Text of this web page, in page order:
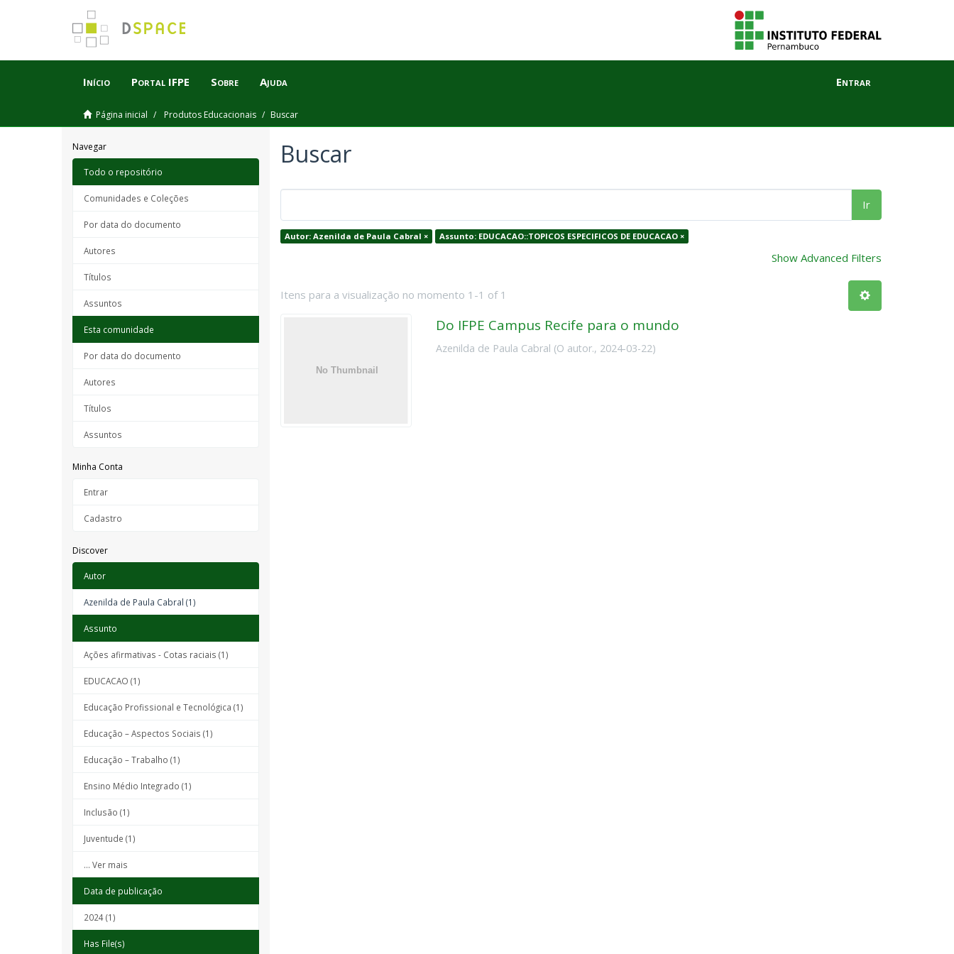
Início Portal IFPE Sobre Ajuda Entrar
Página inicial Produtos Educacionais Buscar
Navegar
Todo o repositório
Comunidades e Coleções
Por data do documento
Autores
Títulos
Assuntos
Esta comunidade
Por data do documento
Autores
Títulos
Assuntos
Minha Conta
Entrar
Cadastro
Discover
Autor
Azenilda de Paula Cabral (1)
Assunto
Ações afirmativas - Cotas raciais (1)
EDUCACAO (1)
Educação Profissional e Tecnológica (1)
Educação – Aspectos Sociais (1)
Educação – Trabalho (1)
Ensino Médio Integrado (1)
Inclusão (1)
Juventude (1)
... Ver mais
Data de publicação
2024 (1)
Has File(s)
Buscar
Ir
Autor: Azenilda de Paula Cabral × Assunto: EDUCACAO::TOPICOS ESPECIFICOS DE EDUCACAO ×
Show Advanced Filters
Itens para a visualização no momento 1-1 of 1
Do IFPE Campus Recife para o mundo
Azenilda de Paula Cabral (O autor., 2024-03-22)